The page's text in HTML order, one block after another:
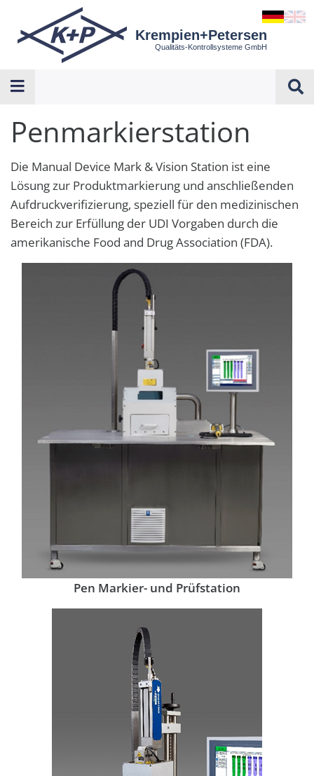
Krempien+Petersen
Qualitäts-Kontrollsysteme GmbH
Penmarkierstation
Die Manual Device Mark & Vision Station ist eine
Lösung zur Produktmarkierung und anschließenden
Aufdruckverifizierung, speziell für den medizinischen
Bereich zur Erfüllung der UDI Vorgaben durch die
amerikanische Food and Drug Association (FDA).
Pen Markier- und Prüfstation